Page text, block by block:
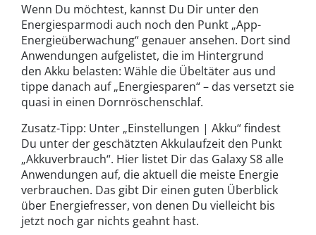
Wenn Du möchtest, kannst Du Dir unter den
Energiesparmodi auch noch den Punkt „App-
Energieüberwachung“ genauer ansehen. Dort sind
Anwendungen aufgelistet, die im Hintergrund
den Akku belasten: Wähle die Übeltäter aus und
tippe danach auf „Energiesparen“ – das versetzt sie
quasi in einen Dornröschenschlaf.
Zusatz-Tipp: Unter „Einstellungen | Akku“ findest
Du unter der geschätzten Akkulaufzeit den Punkt
„Akkuverbrauch“. Hier listet Dir das Galaxy S8 alle
Anwendungen auf, die aktuell die meiste Energie
verbrauchen. Das gibt Dir einen guten Überblick
über Energiefresser, von denen Du vielleicht bis
jetzt noch gar nichts geahnt hast.